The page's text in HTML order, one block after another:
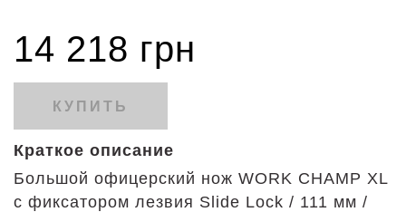
14 218 грн
КУПИТЬ
Краткое описание
Большой офицерский нож WORK CHAMP XL
с фиксатором лезвия Slide Lock / 111 мм /